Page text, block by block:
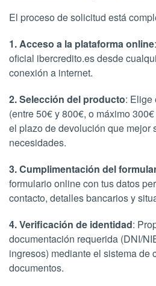
El proceso de solicitud está
1. Acceso a la plataforma online
oficial ibercredito.es desde
conexión a internet.
2. Selección del producto: Elige
(entre 50€ y 800€, o máximo
el plazo de devolución que mejor
necesidades.
3. Cumplimentación del
formulario online con tus datos
contacto, detalles bancarios y
4. Verificación de identidad:
documentación requerida (DNI/
ingresos) mediante el sistema de
documentos.